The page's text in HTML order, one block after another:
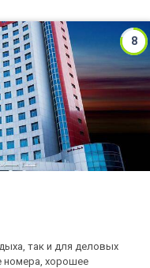
8
так и для деловых
номера, хорошее